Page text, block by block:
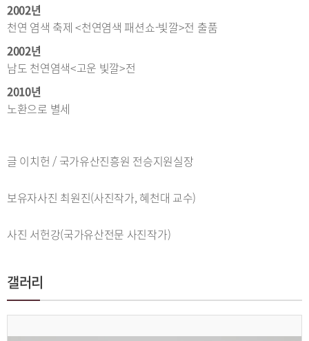
2002년
천연 염색 축제 <천연염색 패션쇼-빛깔>전 출품
2002년
남도 천연염색<고운 빛깔>전
2010년
노환으로 별세
글 이치헌 / 국가유산진흥원 전승지원실장
보유자사진 최원진(사진작가, 혜천대 교수)
사진 서헌강(국가유산전문 사진작가)
갤러리